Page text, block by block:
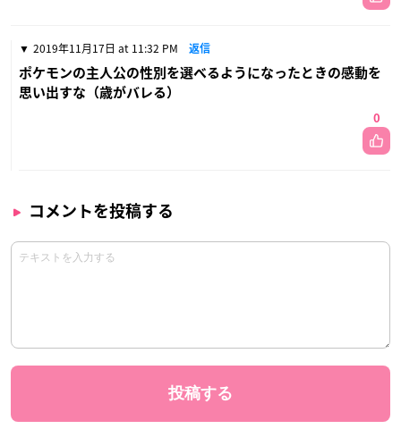
2019年11月17日 at 11:32 PM 返信
ポケモンの主人公の性別を選べるようになったときの感動を
思い出すな（歳がバレる）
0
コメントを投稿する